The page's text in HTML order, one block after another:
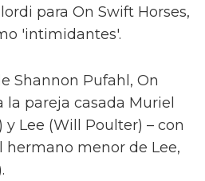
para On Swift Horses,
'intimidantes'.
Shannon Pufahl, On
la pareja casada Muriel
y Lee (Will Poulter) – con
hermano menor de Lee,